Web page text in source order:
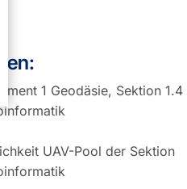
1 Geodäsie, Sektion 1.4
UAV-Pool der Sektion